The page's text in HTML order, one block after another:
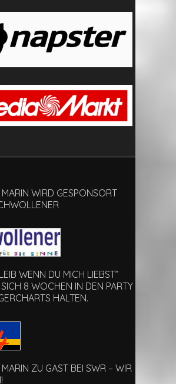
WIRD GESPONSORT
WENN DU MICH LIEBST”
8 WOCHEN IN DEN PARTY
HALTEN.
ZU GAST BEI SWR – WIR